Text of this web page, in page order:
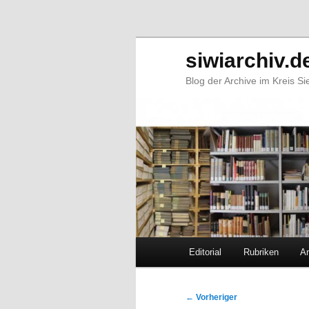
Blog der Archive im Kreis
Zum
Zum
Editorial Rubriken
Beitragsnavigation
← Vorheriger